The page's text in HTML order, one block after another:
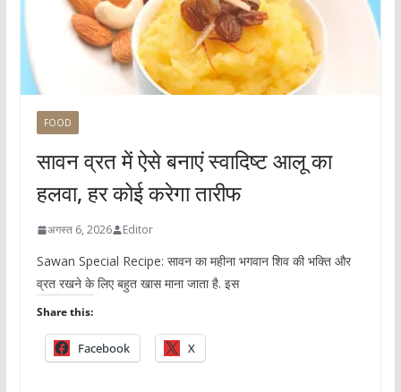
FOOD
सावन व्रत में ऐसे बनाएं स्वादिष्ट आलू का
हलवा, हर कोई करेगा तारीफ
अगस्त 6, 2026 Editor
Sawan Special Recipe: सावन का महीना भगवान शिव की भक्ति और
व्रत रखने के लिए बहुत खास माना जाता है. इस
Share this:
Facebook X